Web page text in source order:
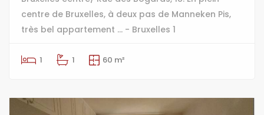
centre de Bruxelles, à deux pas de Manneken Pis,
très bel appartement ... - Bruxelles 1
1 1 60 m²